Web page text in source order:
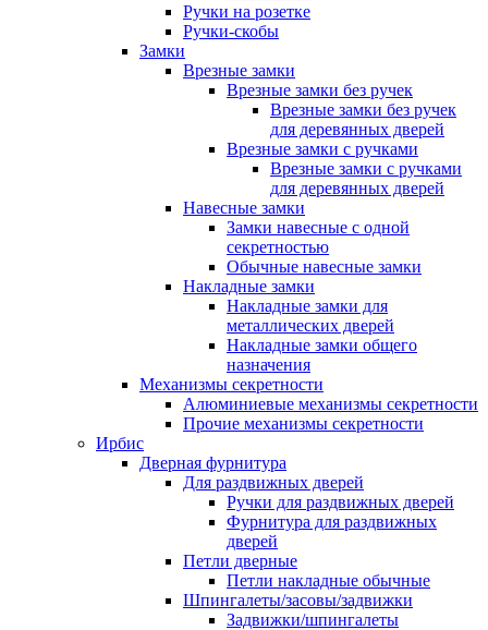
Ручки на розетке
Ручки-скобы
Замки
Врезные замки
Врезные замки без ручек
Врезные замки без ручек
для деревянных дверей
Врезные замки с ручками
Врезные замки с ручками
для деревянных дверей
Навесные замки
Замки навесные с одной
секретностью
Обычные навесные замки
Накладные замки
Накладные замки для
металлических дверей
Накладные замки общего
назначения
Механизмы секретности
Алюминиевые механизмы секретности
Прочие механизмы секретности
Ирбис
Дверная фурнитура
Для раздвижных дверей
Ручки для раздвижных дверей
Фурнитура для раздвижных
дверей
Петли дверные
Петли накладные обычные
Шпингалеты/засовы/задвижки
Задвижки/шпингалеты